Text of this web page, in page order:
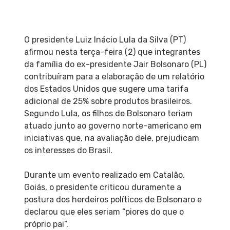
O presidente Luiz Inácio Lula da Silva (PT)
afirmou nesta terça-feira (2) que integrantes
da família do ex-presidente Jair Bolsonaro (PL)
contribuíram para a elaboração de um relatório
dos Estados Unidos que sugere uma tarifa
adicional de 25% sobre produtos brasileiros.
Segundo Lula, os filhos de Bolsonaro teriam
atuado junto ao governo norte-americano em
iniciativas que, na avaliação dele, prejudicam
os interesses do Brasil.
Durante um evento realizado em Catalão,
Goiás, o presidente criticou duramente a
postura dos herdeiros políticos de Bolsonaro e
declarou que eles seriam “piores do que o
próprio pai”.